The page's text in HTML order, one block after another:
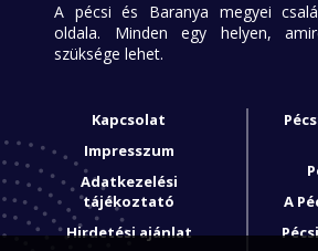
A pécsi és Baranya megyei
oldala. Minden egy helyen,
szüksége lehet.
Kapcsolat
Impresszum
Adatkezelési
tájékoztató
Hirdetési ajánlat
A